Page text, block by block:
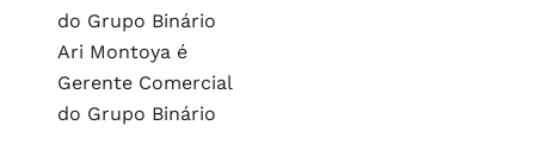
Ari Montoya é
Gerente Comercial
do Grupo Binário